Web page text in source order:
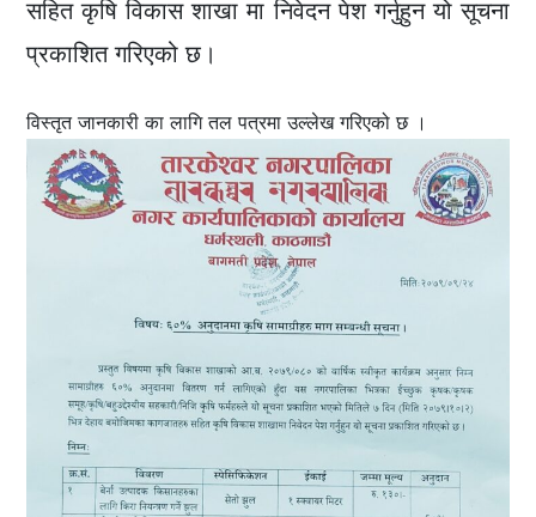
सहित कृषि विकास शाखा मा निवेदन पेश गर्नुहुन यो सूचना
प्रकाशित गरिएको छ।
विस्तृत जानकारी का लागि तल पत्रमा उल्लेख गरिएको छ ।